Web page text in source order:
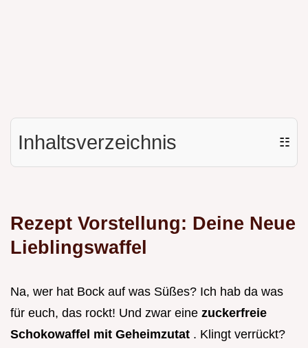
Inhaltsverzeichnis ☷
Rezept Vorstellung: Deine Neue
Lieblingswaffel
Na, wer hat Bock auf was Süßes? Ich hab da was
für euch, das rockt! Und zwar eine zuckerfreie
Schokowaffel mit Geheimzutat . Klingt verrückt?